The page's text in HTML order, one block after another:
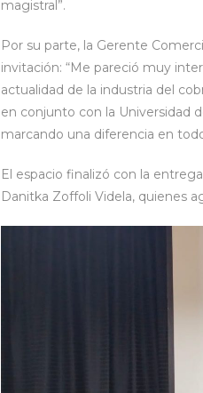
magistral”.
Por su parte, la Gerente
invitación: “Me pareció muy
actualidad de la industria del
en conjunto con la Universidad
marcando una diferencia en
El espacio finalizó con la
Danitka Zoffoli Videla, quienes